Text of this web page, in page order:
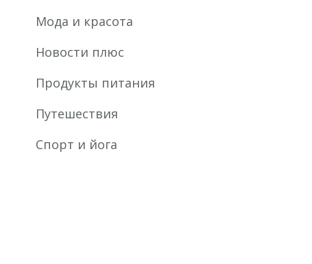
Мода и красота
Новости плюс
Продукты питания
Путешествия
Спорт и йога